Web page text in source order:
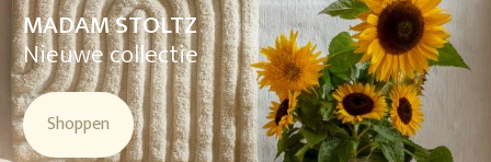
MADAM STOLTZ
Nieuwe collectie
Shoppen